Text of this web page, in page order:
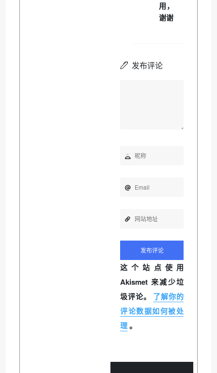
用，
谢谢
发布评论
这个站点使用
Akismet 来减少垃
圾评论。
了解你的
评论数据如何被处
理。